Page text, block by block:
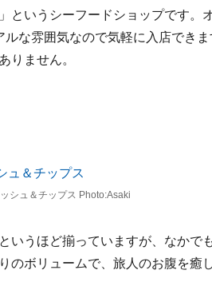
というシーフードショップです。
な雰囲気なので気軽に入店でき
りません。
シュ＆チップス Photo:Asaki
いうほど揃っていますが、なかで
ボリュームで、旅人のお腹を癒